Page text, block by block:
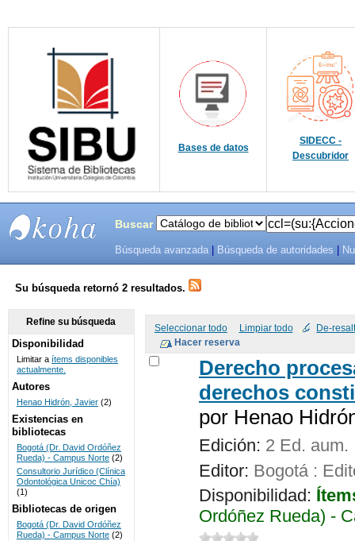
Bases de datos
SIDECC -
Descubridor
SISTEMAS
DE
BIBLIOTECAS
UNICOC
Buscar
Búsqueda avanzada Búsqueda de autoridades
Su búsqueda retornó 2 resultados.
Seleccionar todo Limpiar todo De-
Derecho
derechos
por Henao
Edición: 2 Ed. aum.
Editor: Bogotá :
Disponibilidad:
Ordóñez Rueda) -
Refine su búsqueda
Disponibilidad
Limitar a ítems disponibles
actualmente.
Autores
Henao Hidrón, Javier (2)
Existencias en
bibliotecas
Bogotá (Dr. David Ordóñez
Rueda) - Campus Norte (2)
Consultorio Jurídico (Clínica
Odontológica Unicoc Chía)
(1)
Bibliotecas de origen
Bogotá (Dr. David Ordóñez
Rueda) - Campus Norte (2)